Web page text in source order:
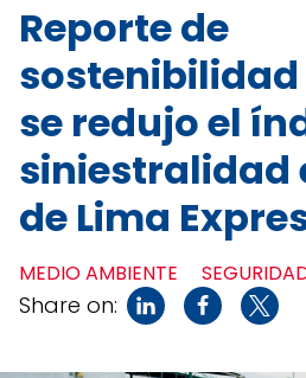
Reporte de
sostenibilidad
se redujo el
siniestralidad
de Lima
MEDIO AMBIENTE
Share on: